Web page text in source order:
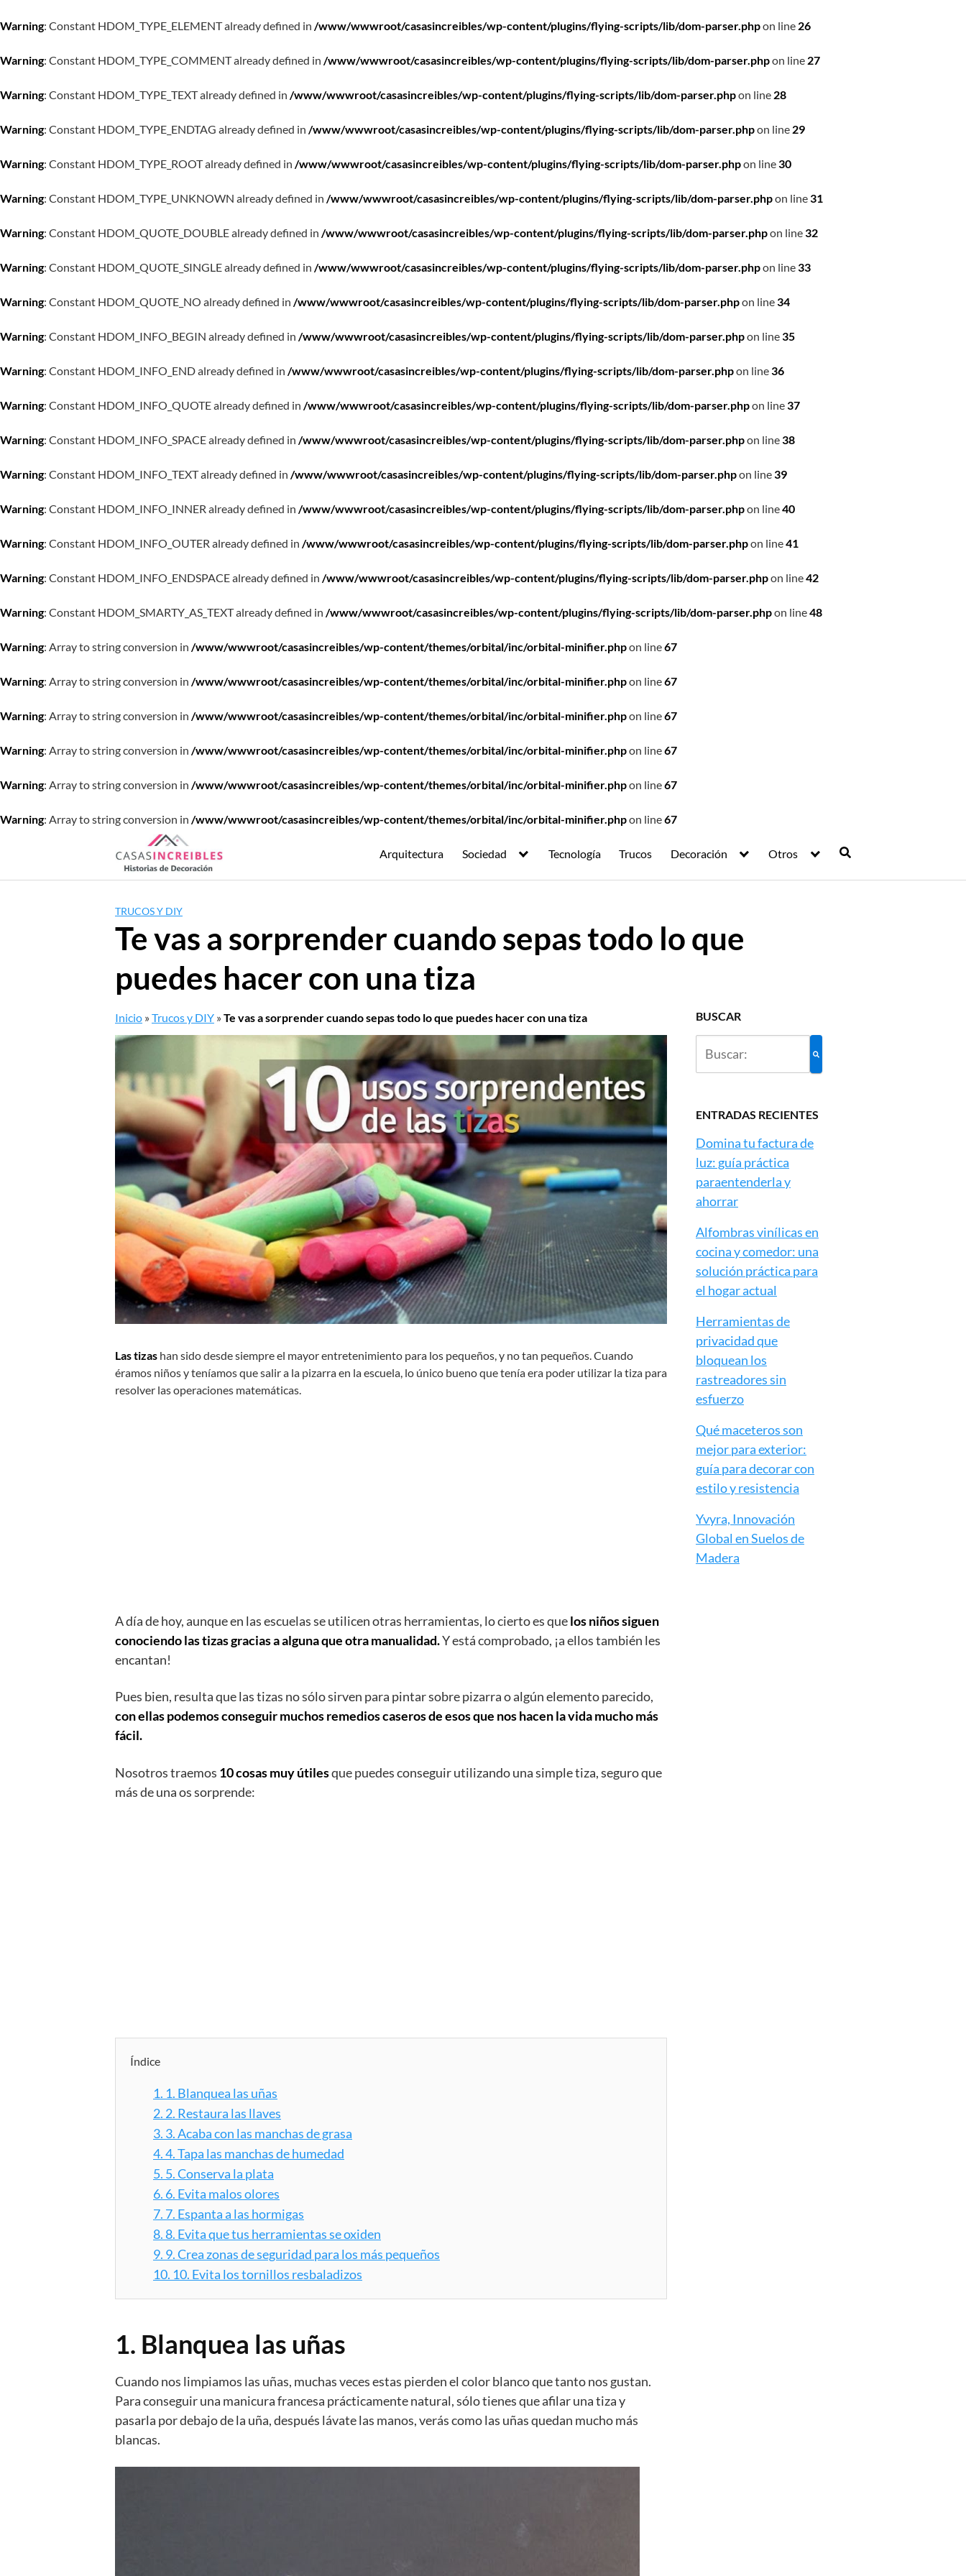
Warning: Constant HDOM_TYPE_ELEMENT already defined in /www/wwwroot/casasincreibles/wp-content/plugins/flying-scripts/lib/dom-parser.phpon line 26
Warning: Constant HDOM_TYPE_COMMENT already defined in /www/wwwroot/casasincreibles/wp-content/plugins/flying-scripts/lib/dom-parser.phpon line 27
Warning: Constant HDOM_TYPE_TEXT already defined in /www/wwwroot/casasincreibles/wp-content/plugins/flying-scripts/lib/dom-parser.phpon line 28
Warning: Constant HDOM_TYPE_ENDTAG already defined in /www/wwwroot/casasincreibles/wp-content/plugins/flying-scripts/lib/dom-parser.phpon line 29
Warning: Constant HDOM_TYPE_ROOT already defined in /www/wwwroot/casasincreibles/wp-content/plugins/flying-scripts/lib/dom-parser.phpon line30
Warning: Constant HDOM_TYPE_UNKNOWN already defined in /www/wwwroot/casasincreibles/wp-content/plugins/flying-scripts/lib/dom-parser.phpon line31
Warning: Constant HDOM_QUOTE_DOUBLE already defined in /www/wwwroot/casasincreibles/wp-content/plugins/flying-scripts/lib/dom-parser.phpon line32
Warning: Constant HDOM_QUOTE_SINGLE already defined in /www/wwwroot/casasincreibles/wp-content/plugins/flying-scripts/lib/dom-parser.phpon line33
Warning: Constant HDOM_QUOTE_NO already defined in /www/wwwroot/casasincreibles/wp-content/plugins/flying-scripts/lib/dom-parser.phpon line34
Warning: Constant HDOM_INFO_BEGIN already defined in /www/wwwroot/casasincreibles/wp-content/plugins/flying-scripts/lib/dom-parser.phpon line35
Warning: Constant HDOM_INFO_END already defined in /www/wwwroot/casasincreibles/wp-content/plugins/flying-scripts/lib/dom-parser.phpon line36
Warning: Constant HDOM_INFO_QUOTE already defined in /www/wwwroot/casasincreibles/wp-content/plugins/flying-scripts/lib/dom-parser.phpon line37
Warning: Constant HDOM_INFO_SPACE already defined in /www/wwwroot/casasincreibles/wp-content/plugins/flying-scripts/lib/dom-parser.phpon line38
Warning: Constant HDOM_INFO_TEXT already defined in /www/wwwroot/casasincreibles/wp-content/plugins/flying-scripts/lib/dom-parser.phpon line39
Warning: Constant HDOM_INFO_INNER already defined in /www/wwwroot/casasincreibles/wp-content/plugins/flying-scripts/lib/dom-parser.phpon line40
Warning: Constant HDOM_INFO_OUTER already defined in /www/wwwroot/casasincreibles/wp-content/plugins/flying-scripts/lib/dom-parser.phpon line41
Warning: Constant HDOM_INFO_ENDSPACE already defined in /www/wwwroot/casasincreibles/wp-content/plugins/flying-scripts/lib/dom-parser.phpon line42
Warning: Constant HDOM_SMARTY_AS_TEXT already defined in /www/wwwroot/casasincreibles/wp-content/plugins/flying-scripts/lib/dom-parser.phpon line48
Warning: Array to string conversion in /www/wwwroot/casasincreibles/wp-content/themes/orbital/inc/orbital-minifier.phpon line67
Warning: Array to string conversion in /www/wwwroot/casasincreibles/wp-content/themes/orbital/inc/orbital-minifier.phpon line67
Warning: Array to string conversion in /www/wwwroot/casasincreibles/wp-content/themes/orbital/inc/orbital-minifier.phpon line67
Warning: Array to string conversion in /www/wwwroot/casasincreibles/wp-content/themes/orbital/inc/orbital-minifier.phpon line67
Warning: Array to string conversion in /www/wwwroot/casasincreibles/wp-content/themes/orbital/inc/orbital-minifier.phpon line67
Warning: Array to string conversion in /www/wwwroot/casasincreibles/wp-content/themes/orbital/inc/orbital-minifier.phpon line67
Arquitectura Sociedad Tecnología Trucos Decoración Otros
TRUCOS Y DIY
Te vas a sorprender cuando sepas todo lo que
puedes hacer con una tiza
Inicio »Trucos y DIY »Te vas a sorprender cuando sepas todo lo que puedes hacer con una tiza
Las tizas han sido desde siempre el mayor entretenimiento para los pequeños, y no tan pequeños. Cuando
éramos niños y teníamos que salir a la pizarra en la escuela, lo único bueno que tenía era poder utilizar la tiza para
resolver las operaciones matemáticas.
A día de hoy, aunque en las escuelas se utilicen otras herramientas, lo cierto es quelos niños siguen
conociendo las tizas gracias a alguna que otra manualidad.Y está comprobado, ¡a ellos también les
encantan!
Pues bien, resulta que las tizas no sólo sirven para pintar sobre pizarra o algún elemento parecido,
con ellas podemos conseguir muchos remedios caseros de esos que nos hacen la vida mucho más
fácil.
Nosotros traemos 10 cosas muy útilesque puedes conseguir utilizando una simple tiza, seguro que
más de una os sorprende:
Índice
1. 1. Blanquea las uñas
2. 2. Restaura las llaves
3. 3. Acaba con las manchas de grasa
4.4. Tapa las manchas de humedad
5. 5. Conserva la plata
6. 6. Evita malos olores
7. 7. Espanta a las hormigas
8.8. Evita que tus herramientas se oxiden
9. 9. Crea zonas de seguridad para los más pequeños
10. 10. Evita los tornillos resbaladizos
1. Blanquea las uñas
Cuando nos limpiamos las uñas, muchas veces estas pierden el color blanco que tanto nos gustan.
Para conseguir una manicura francesa prácticamente natural, sólo tienes que afilar una tiza y
pasarla por debajo de la uña, después lávate las manos, verás como las uñas quedan mucho más
blancas.
BUSCAR
ENTRADAS RECIENTES
Domina tu factura de
luz: guía práctica
paraentenderla y
ahorrar
Alfombras vinílicas en
cocina y comedor: una
solución práctica para
el hogar actual
Herramientas de
privacidad que
bloquean los
rastreadores sin
esfuerzo
Qué maceteros son
mejor para exterior:
guía para decorar con
estilo y resistencia
Yvyra, Innovación
Global en Suelos de
Madera